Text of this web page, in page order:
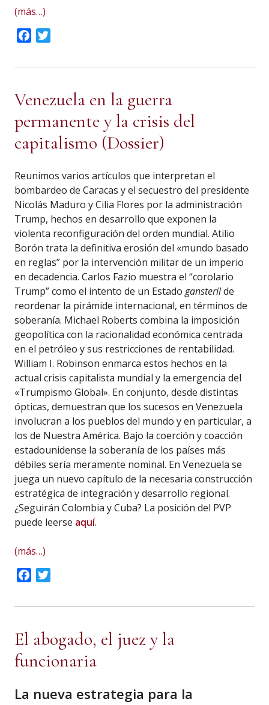
(más…)
Facebook
Venezuela en la guerra
permanente y la crisis del
capitalismo (Dossier)
Reunimos varios artículos que interpretan el
bombardeo de Caracas y el secuestro del presidente
Nicolás Maduro y Cilia Flores por la administración
Trump, hechos en desarrollo que exponen la
violenta reconfiguración del orden mundial. Atilio
Borón trata la definitiva erosión del «mundo basado
en reglas” por la intervención militar de un imperio
en decadencia. Carlos Fazio muestra el “corolario
Trump” como el intento de un Estado gansterilde
reordenar la pirámide internacional, en términos de
soberanía. Michael Roberts combina la imposición
geopolítica con la racionalidad económica centrada
en el petróleo y sus restricciones de rentabilidad.
William I. Robinson enmarca estos hechos en la
actual crisis capitalista mundial y la emergencia del
«Trumpismo Global». En conjunto, desde distintas
ópticas, demuestran que los sucesos en Venezuela
involucran a los pueblos del mundo y en particular, a
los de Nuestra América. Bajo la coerción y coacción
estadounidense la soberanía de los países más
débiles sería meramente nominal. En Venezuela se
juega un nuevo capítulo de la necesaria construcción
estratégica de integración y desarrollo regional.
¿Seguirán Colombia y Cuba? La posición del PVP
puede leerse aquí.
(más…)
Facebook
El abogado, el juez y la
funcionaria
La nueva estrategia para la